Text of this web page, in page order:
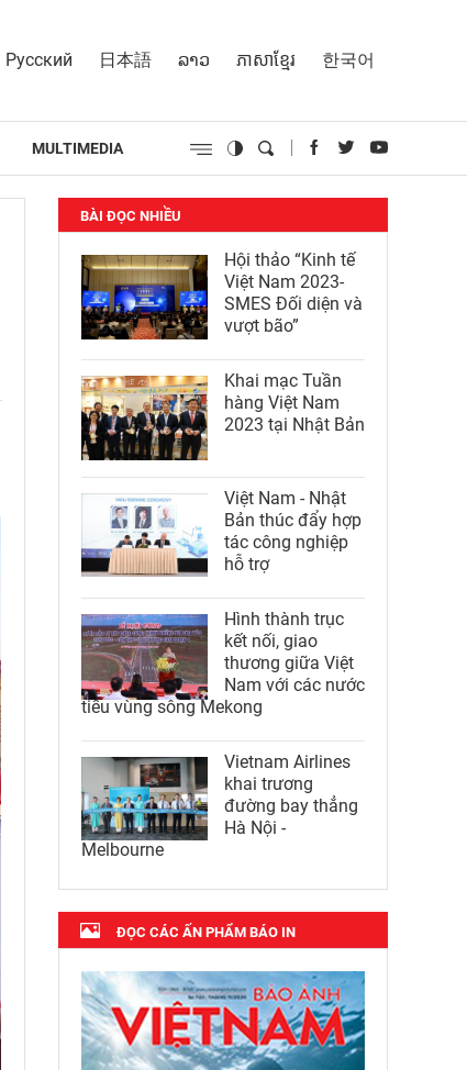
Русский 日本語 ລາວ ភាសាខ្មែរ 한국어
MULTIMEDIA
BÀI ĐỌC NHIỀU
Hội thảo “Kinh tế
Việt Nam 2023-
SMES Đối diện và
vượt bão”
Khai mạc Tuần
hàng Việt Nam
2023 tại Nhật Bản
Việt Nam - Nhật
Bản thúc đẩy hợp
tác công nghiệp
hỗ trợ
Hình thành trục
kết nối, giao
thương giữa Việt
Nam với các nước
tiểu vùng sông Mekong
Vietnam Airlines
khai trương
đường bay thẳng
Hà Nội -
Melbourne
ĐỌC CÁC ẤN PHẨM BÁO IN